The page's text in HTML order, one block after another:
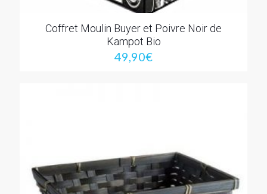
Coffret Moulin Buyer et Poivre Noir de
Kampot Bio
49,90€